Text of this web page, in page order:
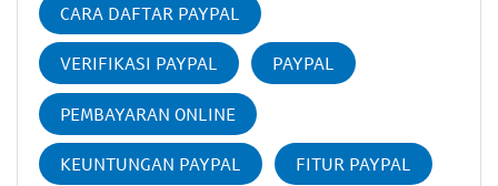
CARA DAFTAR PAYPAL
VERIFIKASI PAYPAL PAYPAL
PEMBAYARAN ONLINE
KEUNTUNGAN PAYPAL FITUR PAYPAL